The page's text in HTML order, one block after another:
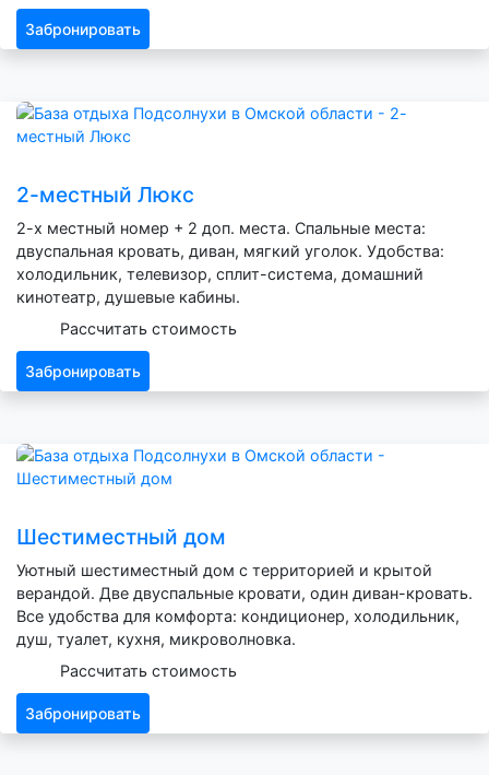
Забронировать
2-местный Люкс
2-х местный номер + 2 доп. места. Спальные места:
двуспальная кровать, диван, мягкий уголок. Удобства:
холодильник, телевизор, сплит-система, домашний
кинотеатр, душевые кабины.
Рассчитать стоимость
Забронировать
Шестиместный дом
Уютный шестиместный дом с территорией и крытой
верандой. Две двуспальные кровати, один диван-кровать.
Все удобства для комфорта: кондиционер, холодильник,
душ, туалет, кухня, микроволновка.
Рассчитать стоимость
Забронировать